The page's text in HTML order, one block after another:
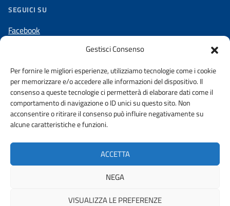
Gestisci Consenso
Per fornire le migliori esperienze, utilizziamo tecnologie come i cookie
per memorizzare e/o accedere alle informazioni del dispositivo. Il
consenso a queste tecnologie ci permetterà di elaborare dati come il
comportamento di navigazione o ID unici su questo sito. Non
acconsentire o ritirare il consenso può influire negativamente su
alcune caratteristiche e funzioni.
ACCETTA
NEGA
VISUALIZZA LE PREFERENZE
SEGUICI SU
Facebook
AMMINISTRAZIONE TRASPARENTE
DICHIARAZIONE DI ACCESSIBILITA’ WHISTLEBLOWING
© 2026 ORDINE DEGLI INGEGNERI DELLA PROVINCIA DI BERGAMO |